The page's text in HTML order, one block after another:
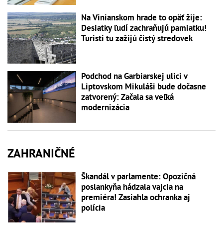
Na Vinianskom hrade to opäť žije:
Desiatky ľudí zachraňujú pamiatku!
Turisti tu zažijú čistý stredovek
Podchod na Garbiarskej ulici v
Liptovskom Mikuláši bude dočasne
zatvorený: Začala sa veľká
modernizácia
ZAHRANIČNÉ
Škandál v parlamente: Opozičná
poslankyňa hádzala vajcia na
premiéra! Zasiahla ochranka aj
polícia